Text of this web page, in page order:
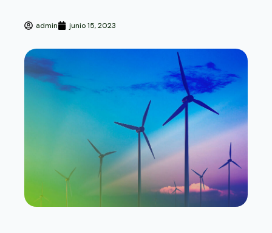
admin junio 15, 2023